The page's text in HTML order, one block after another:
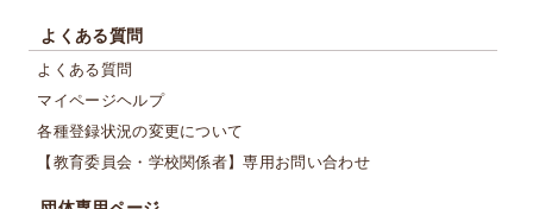
よくある質問
よくある質問
マイページヘルプ
各種登録状況の変更について
【教育委員会・学校関係者】専用お問い合わせ